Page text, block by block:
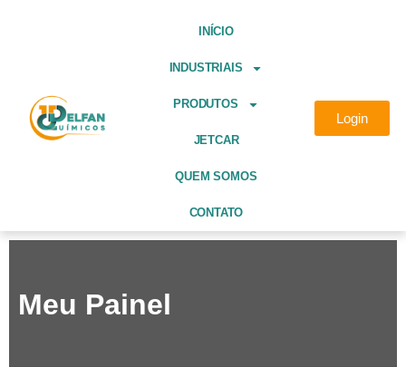
INÍCIO
INDUSTRIAIS
PRODUTOS
JETCAR
QUEM SOMOS
CONTATO
Login
Meu Painel